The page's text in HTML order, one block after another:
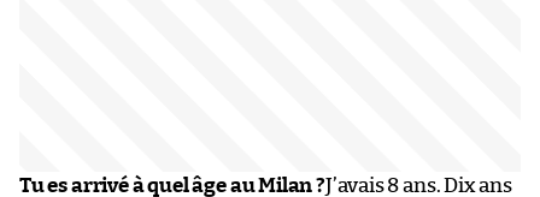
Tu es arrivé à quel âge au Milan ?J’avais 8 ans. Dix ans